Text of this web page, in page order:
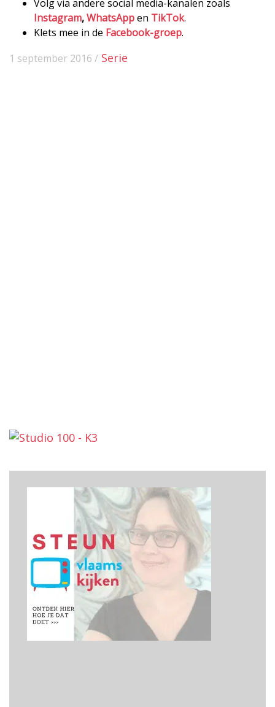
Volg via andere social media-kanalen zoals
Instagram,WhatsAppen TikTok.
Klets mee in de Facebook-groep.
1 september 2016 / Serie